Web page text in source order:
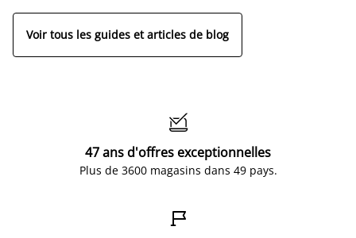
Voir tous les guides et articles de blog

47 ans d'offres exceptionnelles
Plus de 3600 magasins dans 49 pays.
